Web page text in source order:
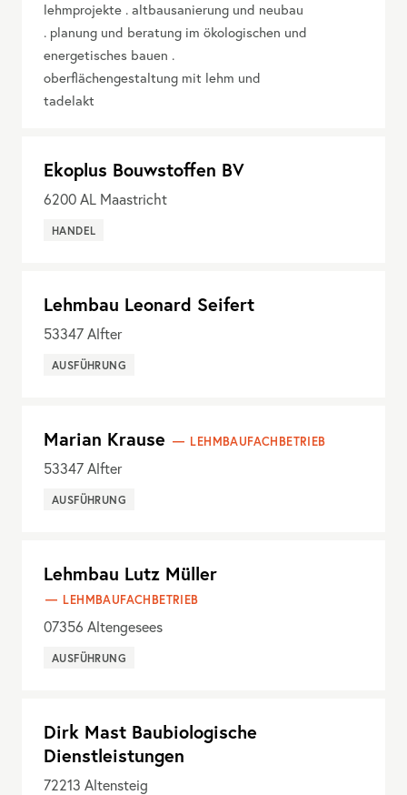
lehmprojekte . altbausanierung und neubau
. planung und beratung im ökologischen und
energetisches bauen .
oberflächengestaltung mit lehm und
tadelakt
Ekoplus Bouwstoffen BV
6200 AL Maastricht
HANDEL
Lehmbau Leonard Seifert
53347 Alfter
AUSFÜHRUNG
Marian Krause LEHMBAUFACHBETRIEB
53347 Alfter
AUSFÜHRUNG
Lehmbau Lutz Müller
LEHMBAUFACHBETRIEB
07356 Altengesees
AUSFÜHRUNG
Dirk Mast Baubiologische
Dienstleistungen
72213 Altensteig